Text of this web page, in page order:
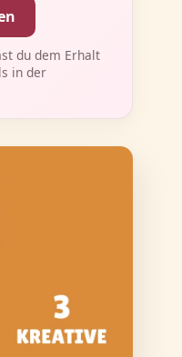
du dem Erhalt
in der